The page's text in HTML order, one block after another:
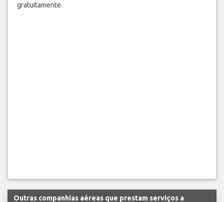
gratuitamente.
Outras companhias aéreas que prestam serviços a